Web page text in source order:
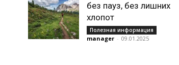
без пауз, без лишних
хлопот
Полезная информация
manager - 09.01.2025